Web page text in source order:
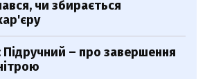
чи збирається
Підручний – про завершення